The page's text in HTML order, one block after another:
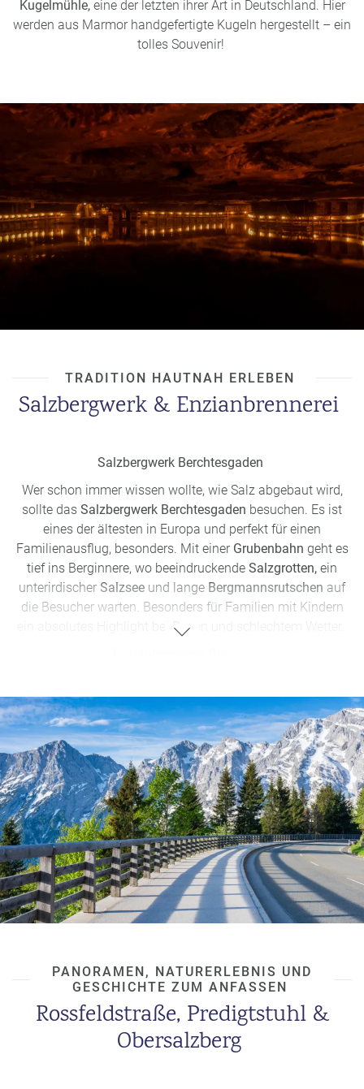
Kugelmühle, eine der letzten ihrer Art in Deutschland. Hier
werden aus Marmor handgefertigte Kugeln hergestellt – ein
tolles Souvenir!
TRADITION HAUTNAH ERLEBEN
Salzbergwerk & Enzianbrennerei
Salzbergwerk Berchtesgaden
Wer schon immer wissen wollte, wie Salz abgebaut wird,
sollte das Salzbergwerk Berchtesgaden besuchen. Es ist
eines der ältesten in Europa und perfekt für einen
Familienausflug, besonders. Mit einer Grubenbahn geht es
tief ins Berginnere, wo beeindruckende Salzgrotten, ein
unterirdischer Salzsee und lange Bergmannsrutschen auf
die Besucher warten. Besonders für Familien mit Kindern
ein absolutes Highlight bei Regen und schlechtem Wetter.
Deutschlands und ein Muss für Liebhaber bayerischer
Spirituosen. Bei einerFührungerfährt man, wie aus einer
Wurzel ein kräftiger Likör wird – und natürlich gibt’s am
Ende eineKostprobe.
PANORAMEN, NATURERLEBNIS UND
GESCHICHTE ZUM ANFASSEN
Rossfeldstraße, Predigtstuhl &
Obersalzberg